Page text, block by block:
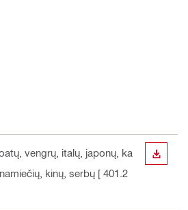
vengrų, italų, japonų, ka
kinų, serbų [ 401.2